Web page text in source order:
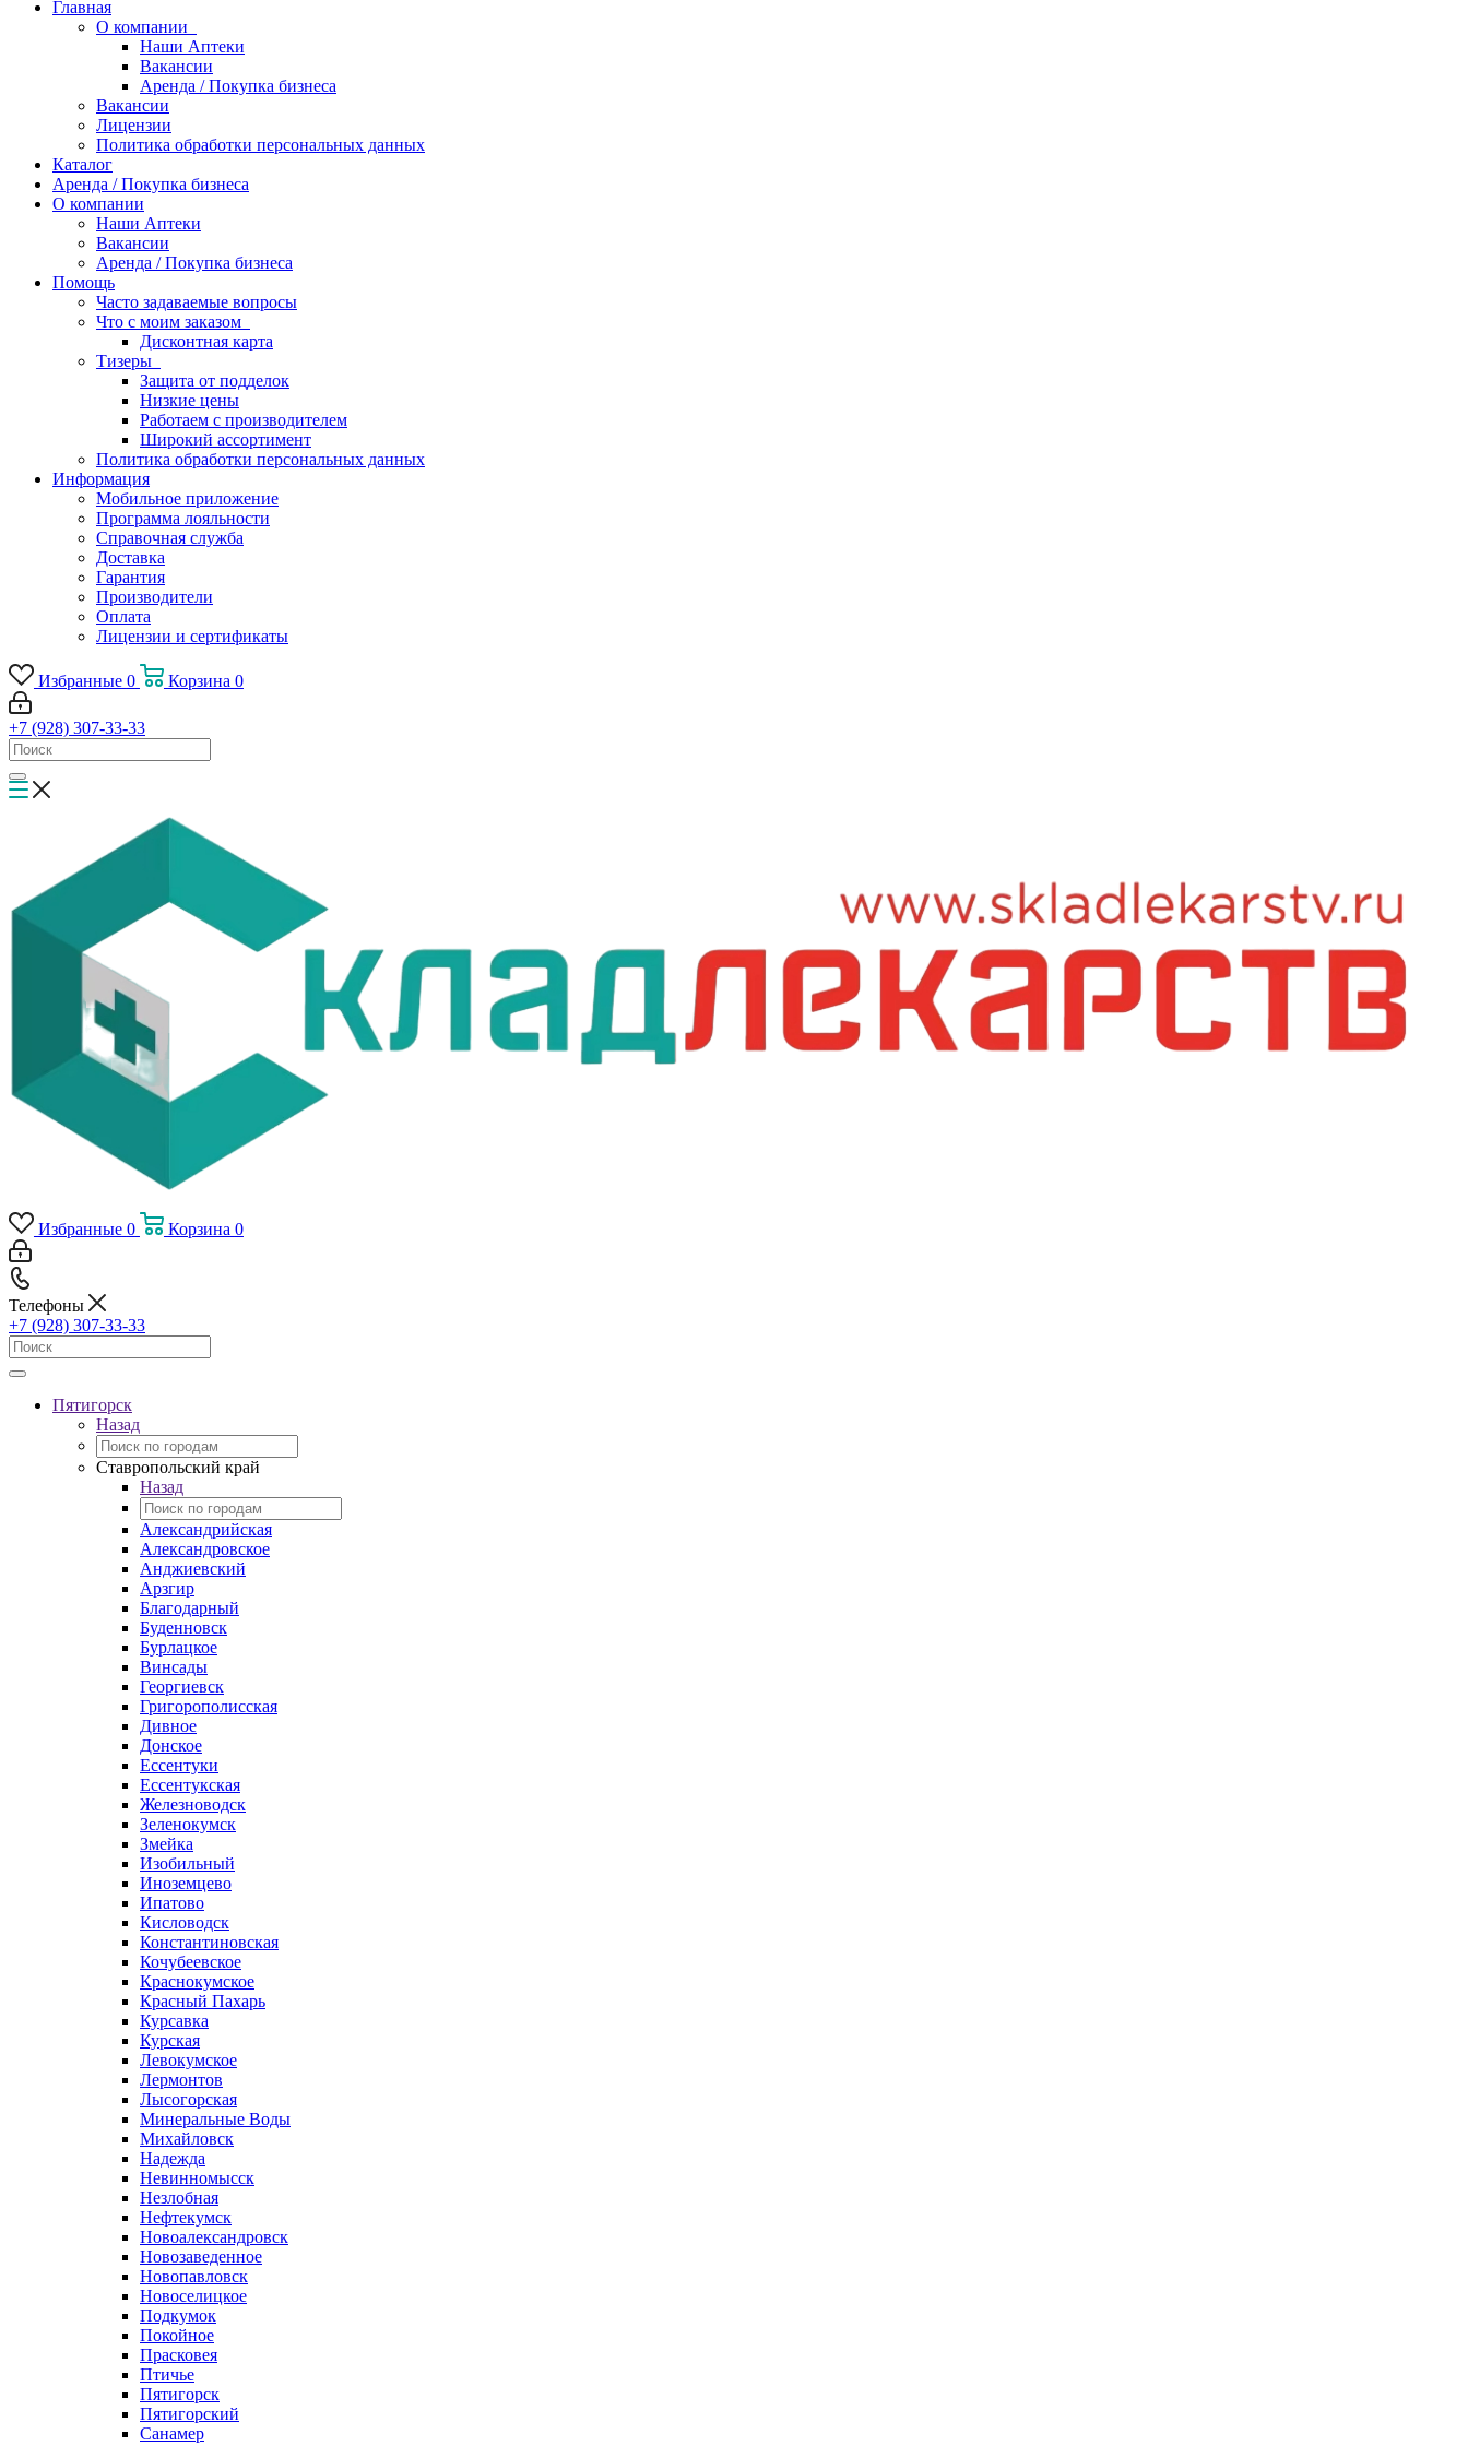
Главная
О компании
Наши Аптеки
Вакансии
Аренда / Покупка бизнеса
Вакансии
Лицензии
Политика обработки персональных данных
Каталог
Аренда / Покупка бизнеса
О компании
Наши Аптеки
Вакансии
Аренда / Покупка бизнеса
Помощь
Часто задаваемые вопросы
Что с моим заказом
Дисконтная карта
Тизеры
Защита от подделок
Низкие цены
Работаем с производителем
Широкий ассортимент
Политика обработки персональных данных
Информация
Мобильное приложение
Программа лояльности
Справочная служба
Доставка
Гарантия
Производители
Оплата
Лицензии и сертификаты
Избранные 0 Корзина 0
+7 (928) 307-33-33
Избранные 0 Корзина 0
Телефоны
+7 (928) 307-33-33
Пятигорск
Назад
Ставропольский край
Назад
Александрийская
Александровское
Анджиевский
Арзгир
Благодарный
Буденновск
Бурлацкое
Винсады
Георгиевск
Григорополисская
Дивное
Донское
Ессентуки
Ессентукская
Железноводск
Зеленокумск
Змейка
Изобильный
Иноземцево
Ипатово
Кисловодск
Константиновская
Кочубеевское
Краснокумское
Красный Пахарь
Курсавка
Курская
Левокумское
Лермонтов
Лысогорская
Минеральные Воды
Михайловск
Надежда
Невинномысск
Незлобная
Нефтекумск
Новоалександровск
Новозаведенное
Новопавловск
Новоселицкое
Подкумок
Покойное
Прасковея
Птичье
Пятигорск
Пятигорский
Санамер